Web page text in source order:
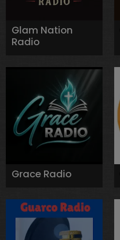
Glam Nation
Radio
Grace Radio